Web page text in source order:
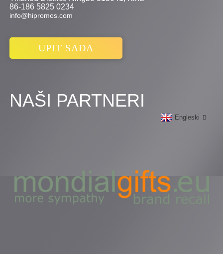
86-186 5825 0234
info@hipromos.com
UPIT SADA
NAŠI PARTNERI
Engleski